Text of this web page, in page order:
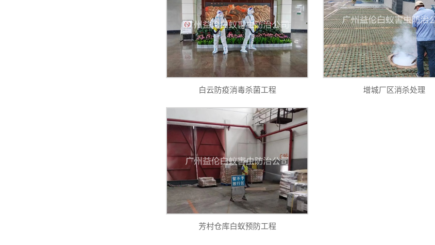
白云防疫消毒杀菌工程 增城厂区消杀处理
芳村仓库白蚁预防工程